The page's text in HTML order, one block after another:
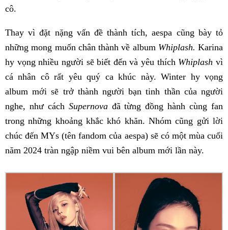
cô.
Thay vì đặt nặng vấn đề thành tích, aespa cũng bày tỏ
những mong muốn chân thành về album Whiplash. Karina
hy vọng nhiều người sẽ biết đến và yêu thích Whiplash vì
cá nhân cô rất yêu quý ca khúc này. Winter hy vọng
album mới sẽ trở thành người bạn tinh thần của người
nghe, như cách Supernovađã từng đồng hành cùng fan
trong những khoảng khắc khó khăn. Nhóm cũng gửi lời
chúc đến MYs (tên fandom của aespa) sẽ có một mùa cuối
năm 2024 tràn ngập niềm vui bên album mới lần này.